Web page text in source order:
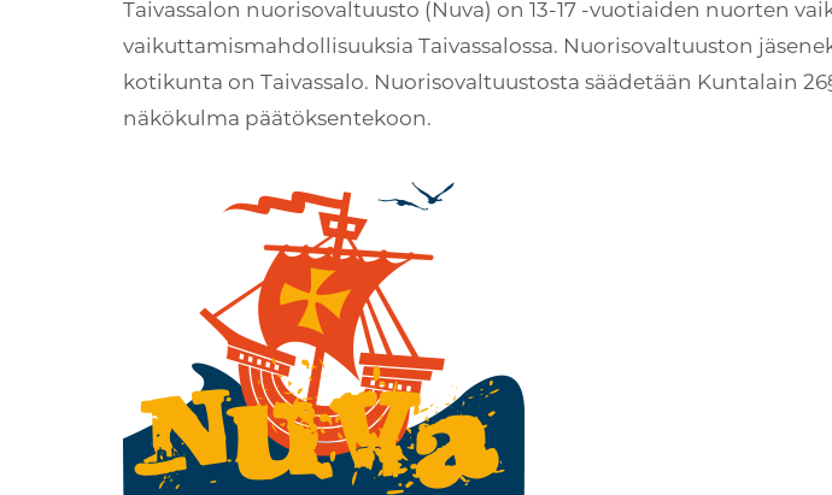
Taivassalon nuorisovaltuusto (Nuva) on 13-17 -vuotiaiden nuorten
vaikuttamismahdollisuuksia Taivassalossa. Nuorisovaltuuston
kotikunta on Taivassalo. Nuorisovaltuustosta säädetään Kuntalain
näkökulma päätöksentekoon.